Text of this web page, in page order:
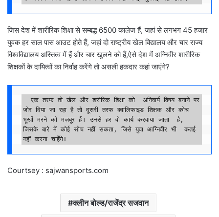
जिस देश में शारीरिक शिक्षा से सम्बद्ध 6500 कालेज हैं, जहां से लगभग 45 हजार
युवक हर साल पास आउट होते हैं, जहां दो राष्ट्रीय खेल विद्यालय और चार राज्य
विश्वविद्यालय अस्तित्व में हैं और चार खुलने को हैं,ऐसे देश में अग्निवीर शारीरिक
शिक्षकों के दायित्वों का निर्वाह करेंगे तो असली हकदार कहां जाएंगे?
जोर दिया जा रहा है तो दूसरी तरफ क्वालिफाइड शिक्षक और कोच
भूखों मरने को मज़बूर हैं। उनसे हर वो कार्य करवाया जाता  है,
जिसके बारे में कोई सोच नहीं सकता, जिसे युवा आग्निवीर भी  कतई
नहीं करना चाहेँगे!
Courtsey : sajwansports.com
क्लीन बोल्ड/राजेंद्र सजवान